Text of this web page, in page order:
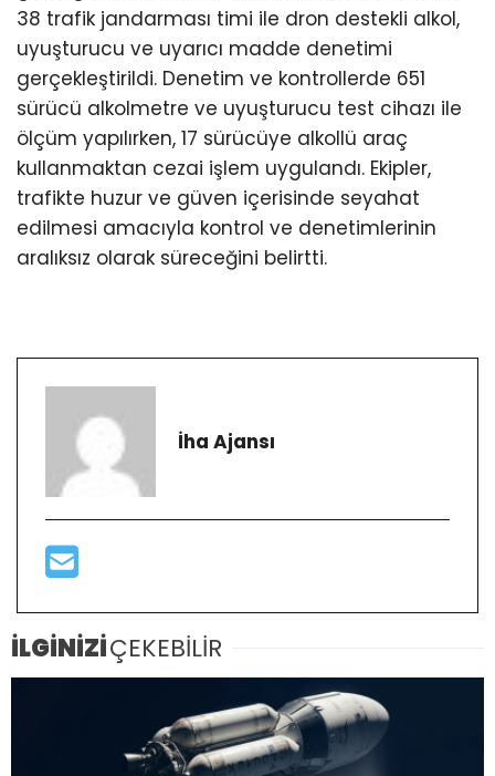
38 trafik jandarması timi ile dron destekli alkol,
uyuşturucu ve uyarıcı madde denetimi
gerçekleştirildi. Denetim ve kontrollerde 651
sürücü alkolmetre ve uyuşturucu test cihazı ile
ölçüm yapılırken, 17 sürücüye alkollü araç
kullanmaktan cezai işlem uygulandı. Ekipler,
trafikte huzur ve güven içerisinde seyahat
edilmesi amacıyla kontrol ve denetimlerinin
aralıksız olarak süreceğini belirtti.
İha Ajansı
İLGİNİZİÇEKEBİLİR